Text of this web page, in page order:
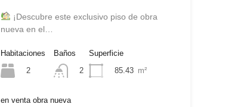
¡Descubre este exclusivo piso de obra
nueva en el…
Habitaciones
2
Baños
2
Superficie
85.43 m²
en venta obra nueva